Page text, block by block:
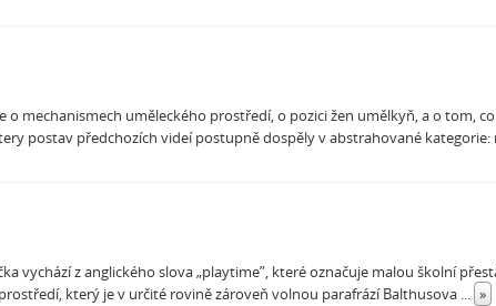
mechanismech uměleckého prostředí, o pozici žen umělkyň, a o tom,
postav předchozích videí postupně dospěly v abstrahované kategorie:
vychází z anglického slova „playtime”, které označuje malou školní
který je v určité rovině zároveň volnou parafrází Balthusova ... »